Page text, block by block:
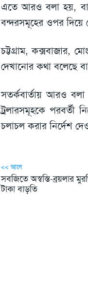
এতে আরও বলা হয়,
বন্দরসমূহের ওপর দিয়ে
চট্টগ্রাম, কক্সবাজার,
দেখানোর কথা বলেছে
সতর্কবার্তায় আরও
ট্রলারসমূহকে পরবর্তী
চলাচল করার নির্দেশ
<< আগে
সবজিতে অস্বস্তি-ব্রয়লার
টাকা বাড়তি